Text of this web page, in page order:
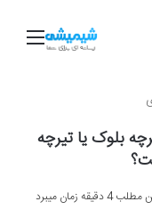
بلوک یا تیرچه
زمان میبرد